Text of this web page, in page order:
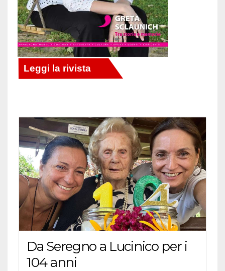
Da Seregno a Lucinico per i
104 anni